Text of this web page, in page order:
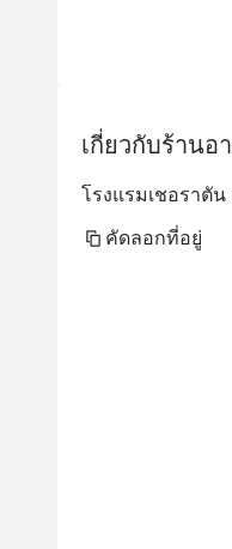
เกี่ยวกับร้านอ
โรงแรมเชอราตั
คัดลอกที่อยู่